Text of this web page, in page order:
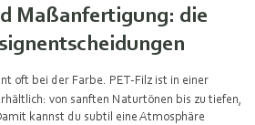
Maßanfertigung: die
oft bei der Farbe. PET‑Filz ist in einer
von sanften Naturtönen bis zu tiefen,
kannst du subtil eine Atmosphäre